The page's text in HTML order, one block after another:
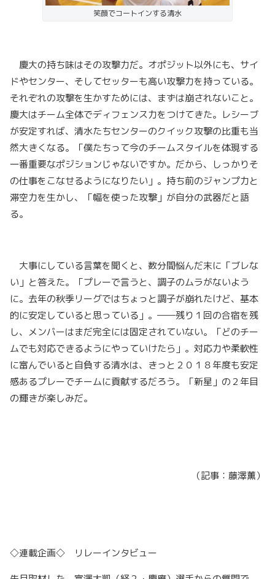
笑顔でコートインする清水
慶大の持ち味はその攻撃力だ。オポジット以外にも、サイ
ドやセンター、そしてセッターも高い攻撃力を持っている。
それぞれの攻撃を生かすためには、まずは崩されないこと。
慶大はチーム全体でディフェンス力をつけてきた。レシーブ
が安定すれば、清水たちセンターのクイック攻撃の比重も当
然大きくなる。「僕たちって今のチームスタイルを体現する
一番重要なポジションじゃないですか。だから、しっかりそ
の仕事をこなせるようになりたい」。持ち前のジャンプ力と
滞空力を生かし、「幅を使った攻撃」が自分の武器だと語
る。
大事にしている言葉を聞くと、数分間悩んだ末に「ブレな
い」と答えた。「プレーで言うと、調子のムラがないよう
に。去年の秋季リーグではちょっと調子が崩れたけど、基本
的に安定していると思っている」。――残り１回の合宿を残
し、メンバーはまだ完全には固定されていない。「どのチー
ムでも対応できるようにやっていけたら」。対応力や柔軟性
に富んでいると自負する清水は、きっと２０１８年度も安定
感あるプレーでチームに貢献するだろう。「新星」の２年目
の輝きが楽しみだ。
（記事：藤澤薫）
◇連載企画◇ リレーインタビュー